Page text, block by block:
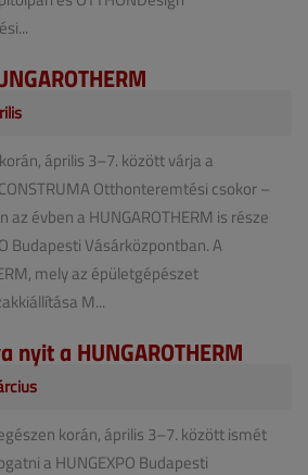
április 3–7. között várja a
Otthonteremtési csokor –
az évben a HUNGAROTHERM is része
Budapesti Vásárközpontban. A
mely az épületgépészet
M...
nyit a HUNGAROTHERM
korán, április 3–7. között ismét
a HUNGEXPO Budapesti